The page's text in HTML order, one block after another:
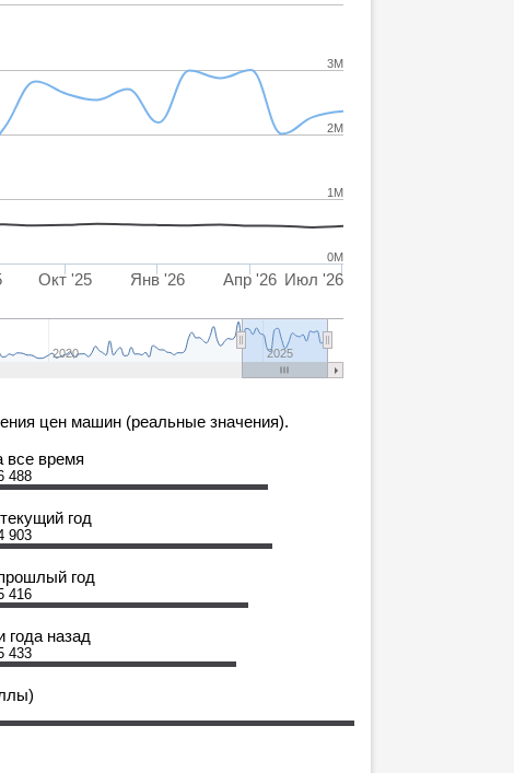
Окт '25 Янв '26 Апр '26 Июл '26
2020 2025
0M
1M
2M
3M
цен машин (реальные значения).
все время
488
год
903
год
416
года назад
433